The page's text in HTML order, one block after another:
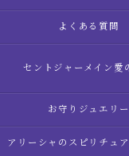
よくある質問
セントジャーメイン愛
お守りジュエリー
アリーシャのスピリチュ